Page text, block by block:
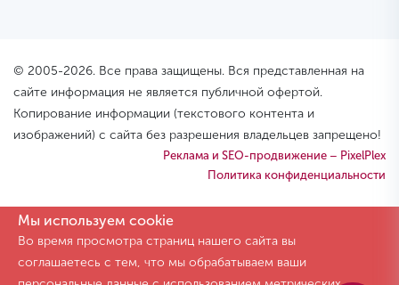
© 2005-2026. Все права защищены. Вся представленная на
сайте информация не является публичной офертой.
Копирование информации (текстового контента и
изображений) с сайта без разрешения владельцев запрещено!
Реклама и SEO-продвижение – PixelPlex
Политика конфиденциальности
Мы используем cookie
Во время просмотра страниц нашего сайта вы
соглашаетесь с тем, что мы обрабатываем ваши